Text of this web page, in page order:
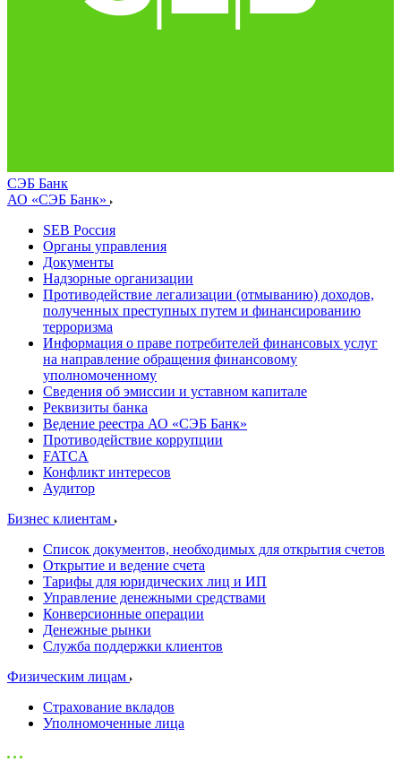
СЭБ Банк
АО «СЭБ Банк»
SEB Россия
Органы управления
Документы
Надзорные организации
Противодействие легализации (отмыванию) доходов,
полученных преступных путем и финансированию
терроризма
Информация о праве потребителей финансовых услуг
на направление обращения финансовому
уполномоченному
Сведения об эмиссии и уставном капитале
Реквизиты банка
Ведение реестра АО «СЭБ Банк»
Противодействие коррупции
FATCA
Конфликт интересов
Аудитор
Бизнес клиентам
Список документов, необходимых для открытия счетов
Открытие и ведение счета
Тарифы для юридических лиц и ИП
Управление денежными средствами
Конверсионные операции
Денежные рынки
Служба поддержки клиентов
Физическим лицам
Страхование вкладов
Уполномоченные лица